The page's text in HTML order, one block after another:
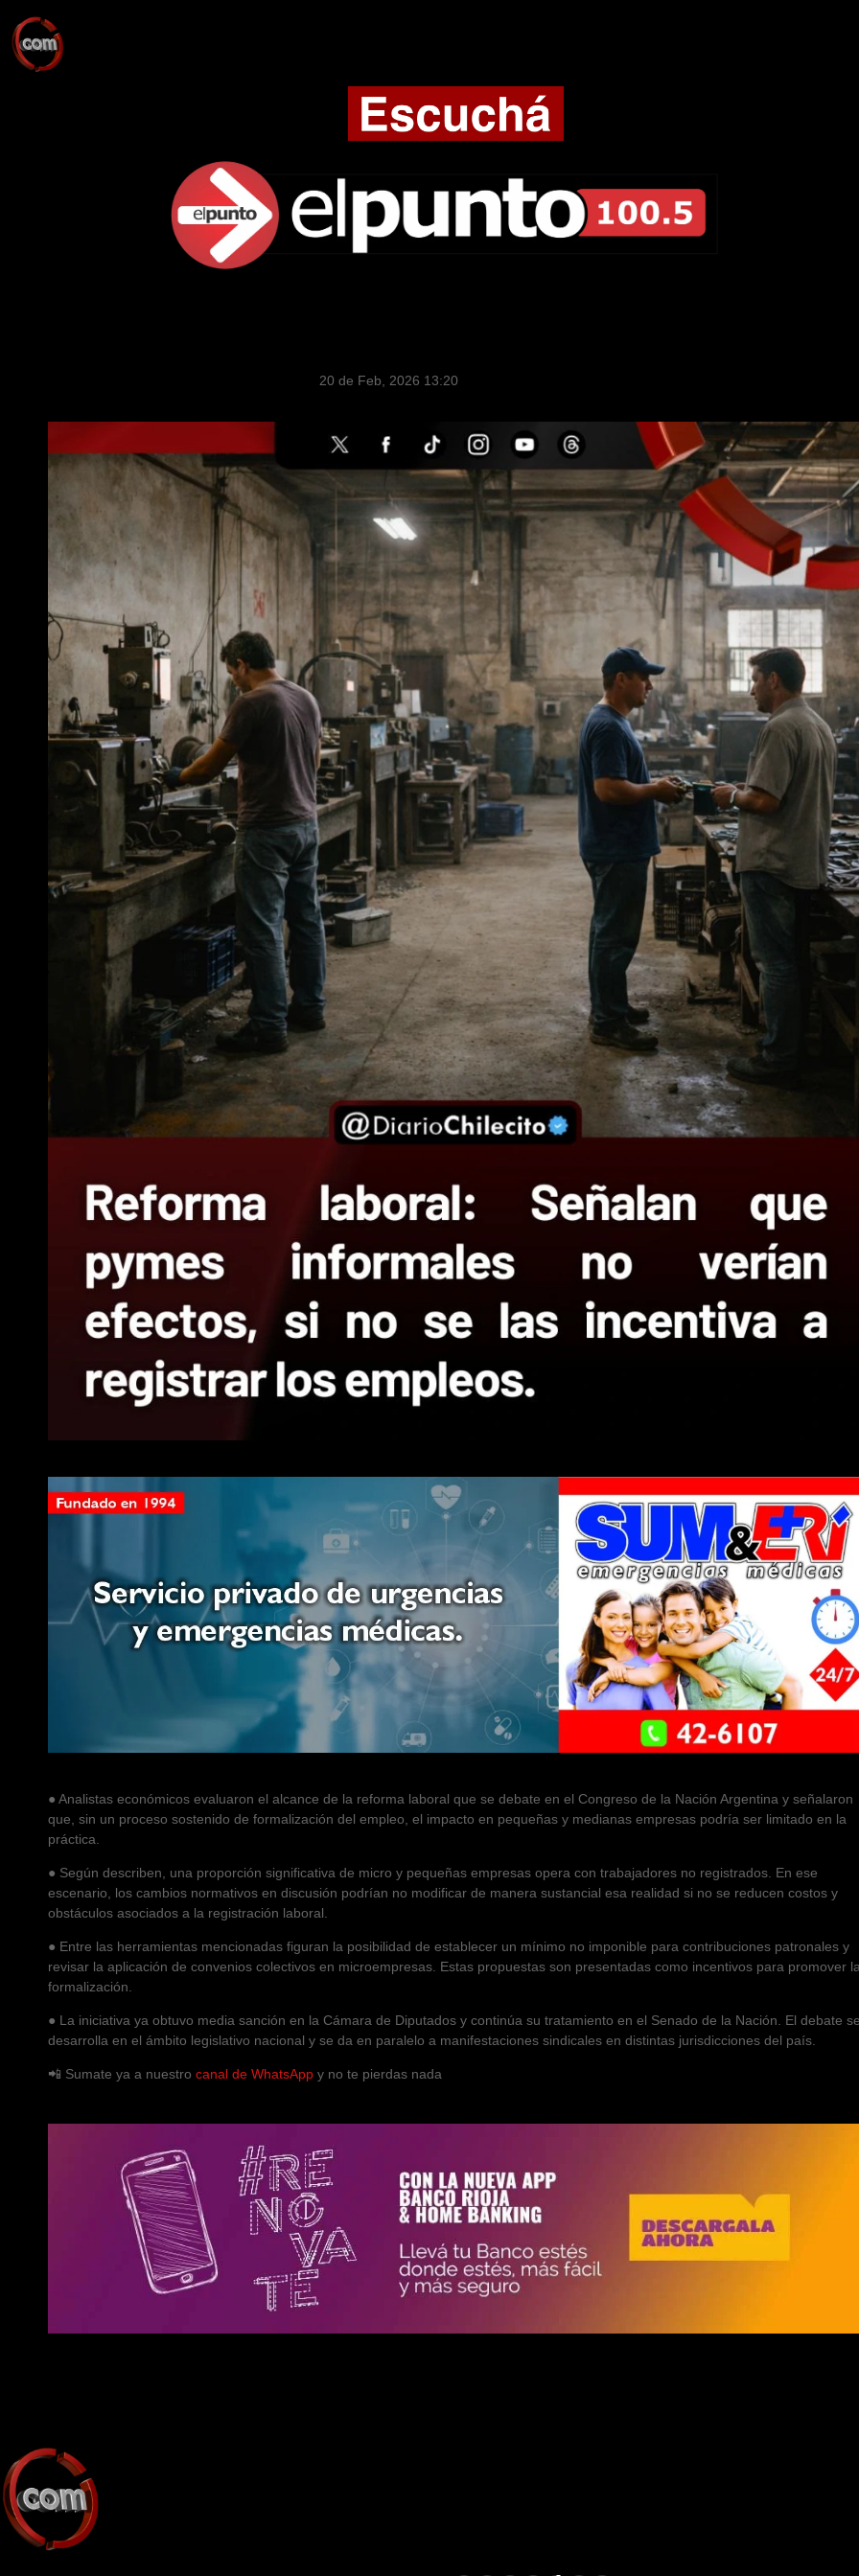
20 de Feb, 2026 13:20
● Analistas económicos evaluaron el alcance de la reforma laboral que se debate en el Congreso de la Nación Argentina y señalaron
que, sin un proceso sostenido de formalización del empleo, el impacto en pequeñas y medianas empresas podría ser limitado en la
práctica.
● Según describen, una proporción significativa de micro y pequeñas empresas opera con trabajadores no registrados. En ese
escenario, los cambios normativos en discusión podrían no modificar de manera sustancial esa realidad si no se reducen costos y
obstáculos asociados a la registración laboral.
● Entre las herramientas mencionadas figuran la posibilidad de establecer un mínimo no imponible para contribuciones patronales y
revisar la aplicación de convenios colectivos en microempresas. Estas propuestas son presentadas como incentivos para promover
formalización.
● La iniciativa ya obtuvo media sanción en la Cámara de Diputados y continúa su tratamiento en el Senado de la Nación. El debate
desarrolla en el ámbito legislativo nacional y se da en paralelo a manifestaciones sindicales en distintas jurisdicciones del país.
📲 Sumate ya a nuestro canal de WhatsApp y no te pierdas nada